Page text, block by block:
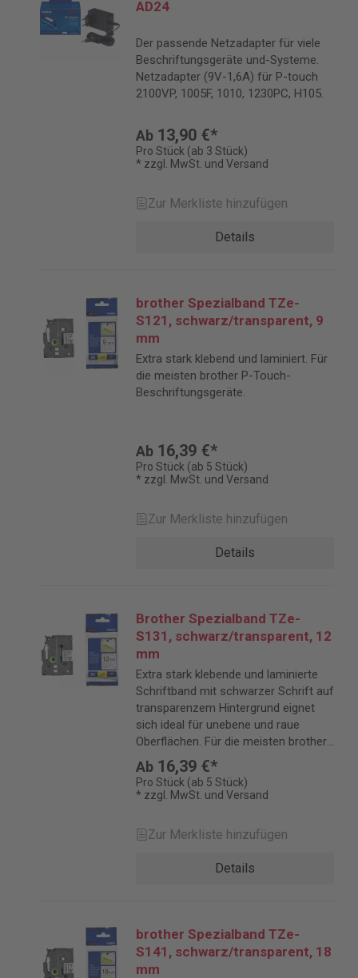
AD24
Der passende Netzadapter für viele
Beschriftungsgeräte und-Systeme.
Netzadapter (9V-1,6A) für P-touch
2100VP, 1005F, 1010, 1230PC, H105.
Ab 13,90 €*
Pro Stück (ab 3 Stück)
* zzgl. MwSt. und Versand
Zur Merkliste hinzufügen
Details
brother Spezialband TZe-
S121, schwarz/transparent, 9
mm
Extra stark klebend und laminiert. Für
die meisten brother P-Touch-
Beschriftungsgeräte.
Ab 16,39 €*
Pro Stück (ab 5 Stück)
* zzgl. MwSt. und Versand
Zur Merkliste hinzufügen
Details
Brother Spezialband TZe-
S131, schwarz/transparent, 12
mm
Extra stark klebende und laminierte
Schriftband mit schwarzer Schrift auf
transparenzem Hintergrund eignet
sich ideal für unebene und raue
Oberflächen. Für die meisten brother
P-Touch-Beschriftungsgeräte.
Ab 16,39 €*
Pro Stück (ab 5 Stück)
* zzgl. MwSt. und Versand
Zur Merkliste hinzufügen
Details
brother Spezialband TZe-
S141, schwarz/transparent, 18
mm